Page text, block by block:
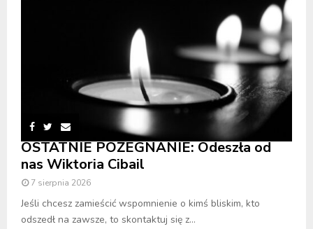
OSTATNIE POŻEGNANIE: Odeszła od
nas Wiktoria Cibail
7 sierpnia 2026
Jeśli chcesz zamieścić wspomnienie o kimś bliskim, kto
odszedł na zawsze, to skontaktuj się z...